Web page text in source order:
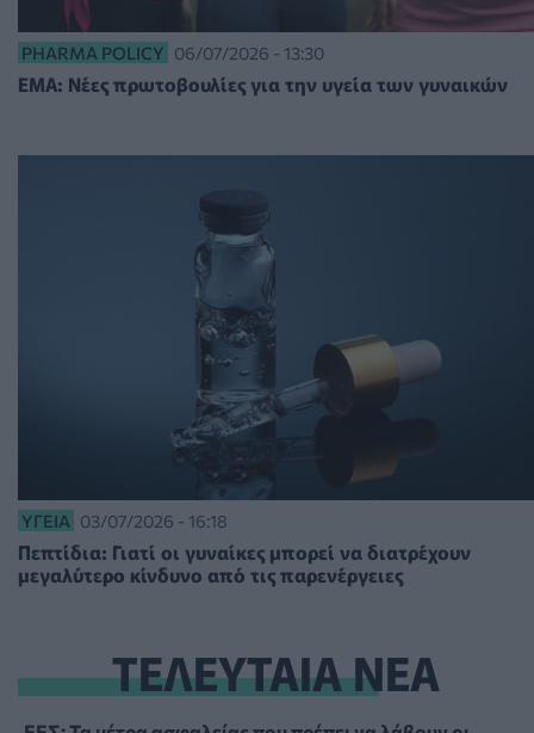
PHARMA POLICY 06/07/2026 - 13:30
EMA: Νέες πρωτοβουλίες για την υγεία των γυναικών
ΥΓΕΊΑ 03/07/2026 - 16:18
Πεπτίδια: Γιατί οι γυναίκες μπορεί να διατρέχουν
μεγαλύτερο κίνδυνο από τις παρενέργειες
ΤΕΛΕΥΤΑΙΑ ΝΕΑ